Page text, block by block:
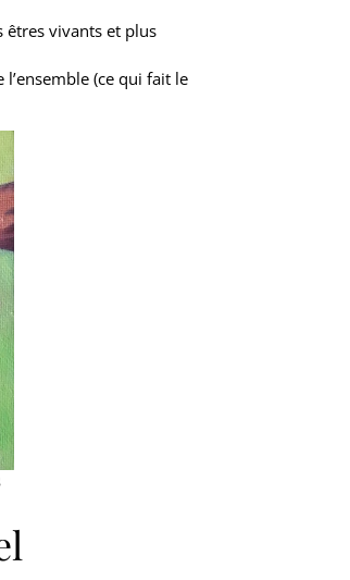
vivants et plus
(ce qui fait le
en peinture » !
guide !
cédée ni revendue. En vous inscrivant ici,
et autres conseils pour vous aider à
y aider directement ou indirectement.
tout instant.